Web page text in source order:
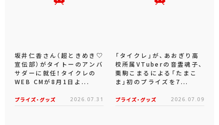
坂井仁香さん（超ときめき♡
宣伝部）がタイトーのアンバ
サダーに就任！タイクレの
WEB CMが8月1日よ...
プライズ・グッズ 2026.07.31
「タイクレ」が、あおぎり高
校所属VTuberの音霊魂子、
栗駒こまるによる「たまこ
ま」初のプライズを7...
プライズ・グッズ 2026.07.09